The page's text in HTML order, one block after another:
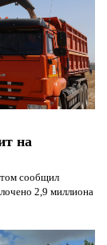
на
сообщил
2,9 миллиона